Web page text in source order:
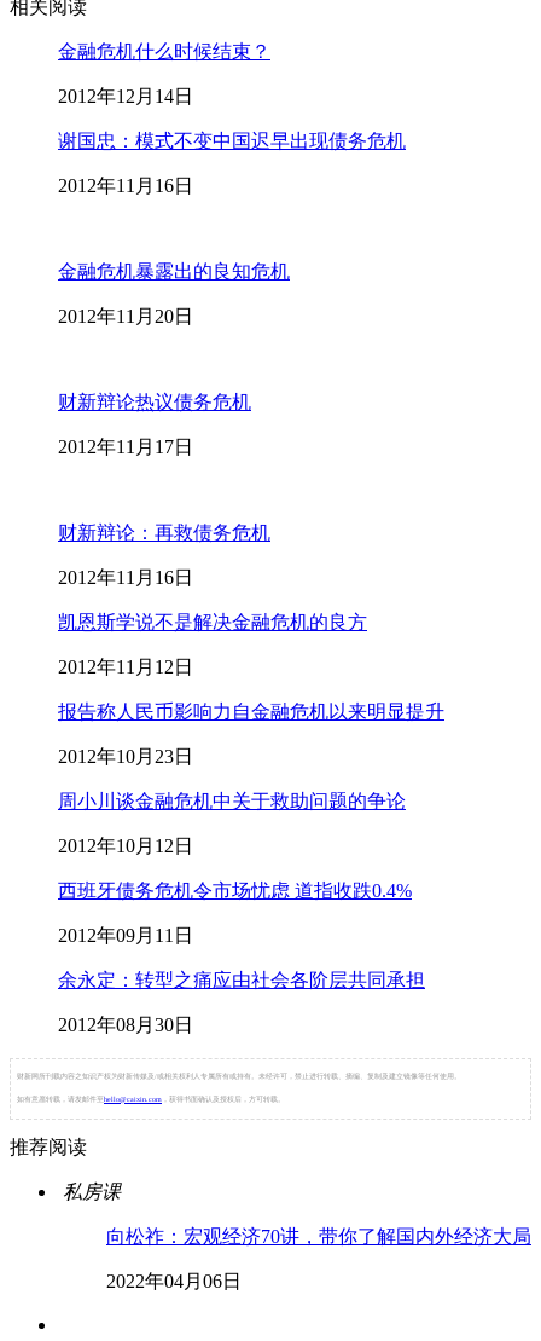
相关阅读
金融危机什么时候结束？
2012年12月14日
谢国忠：模式不变中国迟早出现债务危机
2012年11月16日
金融危机暴露出的良知危机
2012年11月20日
财新辩论热议债务危机
2012年11月17日
财新辩论：再救债务危机
2012年11月16日
凯恩斯学说不是解决金融危机的良方
2012年11月12日
报告称人民币影响力自金融危机以来明显提升
2012年10月23日
周小川谈金融危机中关于救助问题的争论
2012年10月12日
西班牙债务危机令市场忧虑 道指收跌0.4%
2012年09月11日
余永定：转型之痛应由社会各阶层共同承担
2012年08月30日
财新网所刊载内容之知识产权为财新传媒及/或相关权利人专属所有或持有。未经许可，禁止进行转载、摘编、复制及建立镜像等任何使用。
如有意愿转载，请发邮件至 hello@caixin.com ，获得书面确认及授权后，方可转载。
推荐阅读
私房课
向松祚：宏观经济70讲，带你了解国内外经济大局
2022年04月06日